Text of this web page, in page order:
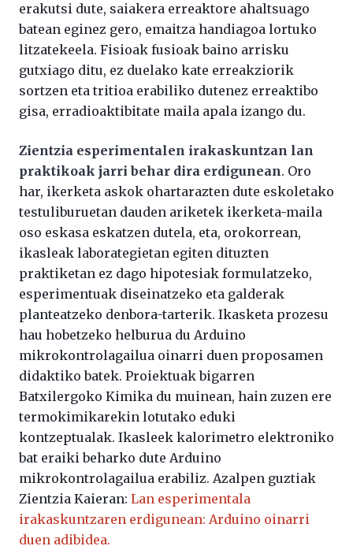
erakutsi dute, saiakera erreaktore ahaltsuago
batean eginez gero, emaitza handiagoa lortuko
litzatekeela. Fisioak fusioak baino arrisku
gutxiago ditu, ez duelako kate erreakziorik
sortzen eta tritioa erabiliko dutenez erreaktibo
gisa, erradioaktibitate maila apala izango du.
Zientzia esperimentalen irakaskuntzan lan
praktikoak jarri behar dira erdigunean. Oro
har, ikerketa askok ohartarazten dute eskoletako
testuliburuetan dauden ariketek ikerketa-maila
oso eskasa eskatzen dutela, eta, orokorrean,
ikasleak laborategietan egiten dituzten
praktiketan ez dago hipotesiak formulatzeko,
esperimentuak diseinatzeko eta galderak
planteatzeko denbora-tarterik. Ikasketa prozesu
hau hobetzeko helburua du Arduino
mikrokontrolagailua oinarri duen proposamen
didaktiko batek. Proiektuak bigarren
Batxilergoko Kimika du muinean, hain zuzen ere
termokimikarekin lotutako eduki
kontzeptualak. Ikasleek kalorimetro elektroniko
bat eraiki beharko dute Arduino
mikrokontrolagailua erabiliz. Azalpen guztiak
Zientzia Kaieran: Lan esperimentala
irakaskuntzaren erdigunean: Arduino oinarri
duen adibidea.